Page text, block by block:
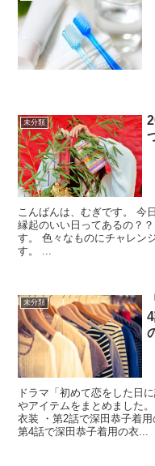
未分類
こんばんは、むぎです。 今
縁起のいい日ってあるの？
す。 色々なものにチャレン
す。 ...
未分類
ドラマ「初めて恋をした日
やアイテムをまとめました
衣装 ・第2話で深田恭子着
第4話で深田恭子着用の衣...